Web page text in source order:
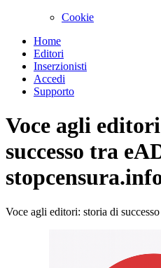
Cookie
Home
Editori
Inserzionisti
Accedi
Supporto
Voce agli
successo tra
Voce agli editori: storia di